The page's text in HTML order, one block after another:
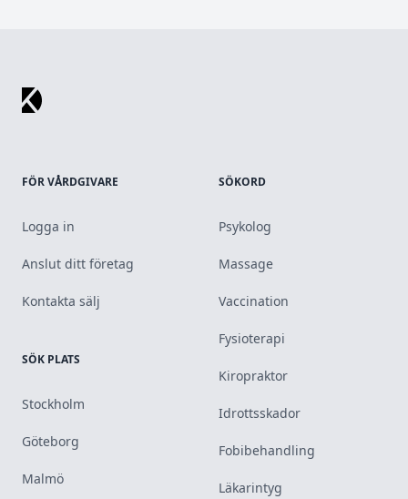
FÖR VÅRDGIVARE
Logga in
Anslut ditt företag
Kontakta sälj
SÖK PLATS
Stockholm
Göteborg
Malmö
SÖKORD
Psykolog
Massage
Vaccination
Fysioterapi
Kiropraktor
Idrottsskador
Fobibehandling
Läkarintyg